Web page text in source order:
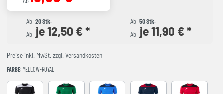
Ab 20 Stk.
Ab je 12,50 € *
Ab 50 Stk.
Ab je 11,90 € *
Preise inkl. MwSt. zzgl. Versandkosten
FARBE: YELLOW-ROYAL